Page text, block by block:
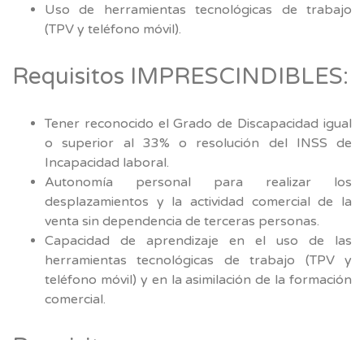
Uso de herramientas tecnológicas de trabajo
(TPV y teléfono móvil).
Requisitos IMPRESCINDIBLES:
Tener reconocido el Grado de Discapacidad igual
o superior al 33% o resolución del INSS de
Incapacidad laboral.
Autonomía personal para realizar los
desplazamientos y la actividad comercial de la
venta sin dependencia de terceras personas.
Capacidad de aprendizaje en el uso de las
herramientas tecnológicas de trabajo (TPV y
teléfono móvil) y en la asimilación de la formación
comercial.